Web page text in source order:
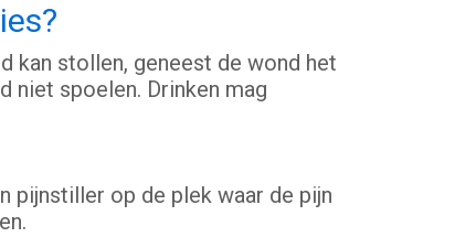
kan stollen, geneest de wond het
niet spoelen. Drinken mag
pijnstiller op de plek waar de pijn